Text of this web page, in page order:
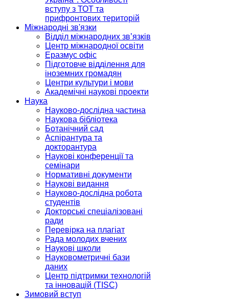
вступу з ТОТ та
прифронтових територій
Міжнародні зв'язки
Відділ міжнародних зв’язків
Центр міжнародної освіти
Еразмус офіс
Підготовче відділення для
іноземних громадян
Центри культури і мови
Академічні наукові проекти
Наука
Науково-дослідна частина
Наукова бібліотека
Ботанічний сад
Аспірантура та
докторантура
Наукові конференції та
семінари
Нормативні документи
Наукові видання
Науково-дослідна робота
студентів
Докторські спеціалізовані
ради
Перевірка на плагіат
Рада молодих вчених
Наукові школи
Науковометричні бази
даних
Центр підтримки технологій
та інновацій (TISC)
Зимовий вступ